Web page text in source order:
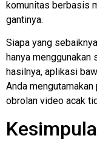
komunitas berbasis
gantinya.
Siapa yang
hanya
hasilnya, aplikasi
Anda
obrolan video acak